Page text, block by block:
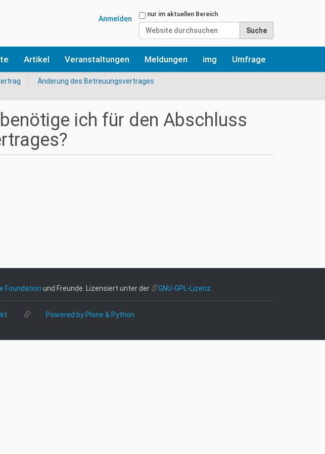
Website durchsuchen
nur im aktuellen Bereich
Anmelden
Artikel Veranstaltungen Meldungen img Umfrage
Änderung des Betreuungsvertrages
ich für den Abschluss
Foundation und Freunde. Lizensiert unter der GNU-GPL-Lizenz
Powered by Plone & Python